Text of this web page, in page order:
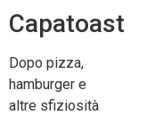
Capatoast
Dopo pizza,
hamburger e
altre sfiziosità